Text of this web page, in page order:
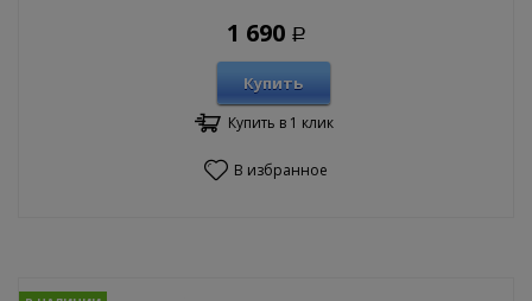
1 690 Р
Купить
Купить в 1 клик
В избранное